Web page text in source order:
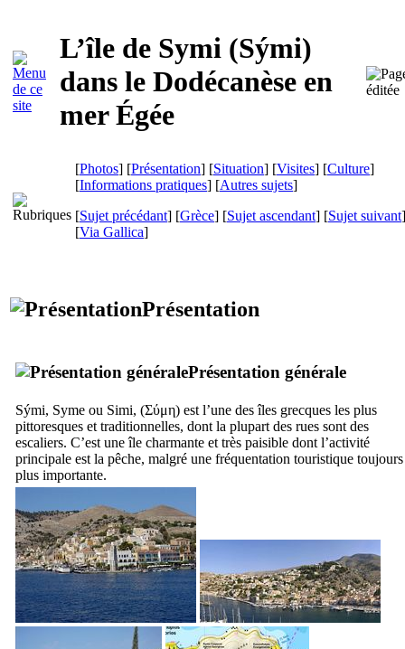
L’île de Symi (Sými)
dans le Dodécanèse en
mer Égée
[Photos] [Présentation] [Situation] [Visites] [Culture]
[Informations pratiques] [Autres sujets]
[Sujet précédant] [Grèce] [Sujet ascendant] [Sujet suivant]
[Via Gallica]
Présentation
Présentation générale
Sými, Syme ou Simi, (Σύμη) est l’une des îles grecques les plus
pittoresques et traditionnelles, dont la plupart des rues sont des
escaliers. C’est une île charmante et très paisible dont l’activité
principale est la pêche, malgré une fréquentation touristique toujours
plus importante.